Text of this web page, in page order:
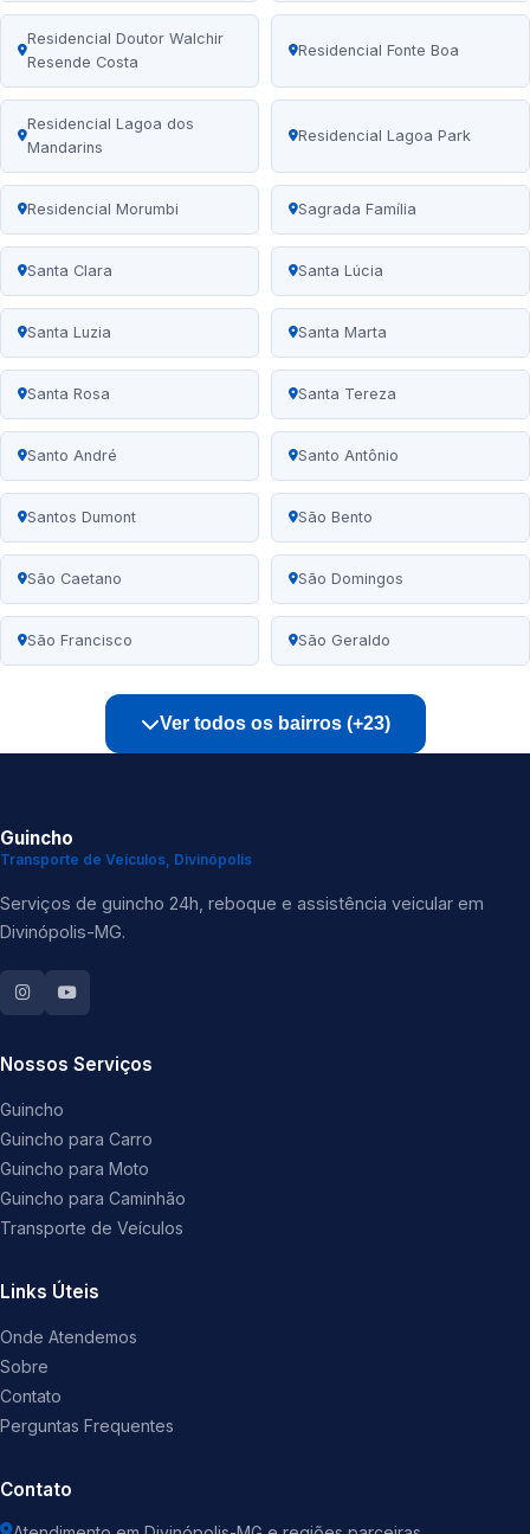
Residencial Doutor Walchir
Resende Costa
Residencial Fonte Boa
Residencial Lagoa dos
Mandarins
Residencial Lagoa Park
Residencial Morumbi Sagrada Família
Santa Clara Santa Lúcia
Santa Luzia Santa Marta
Santa Rosa Santa Tereza
Santo André Santo Antônio
Santos Dumont São Bento
São Caetano São Domingos
São Francisco São Geraldo
Ver todos os bairros (+23)
Guincho
Transporte de Veículos, Divinópolis
Serviços de guincho 24h, reboque e assistência veicular em
Divinópolis-MG.
Nossos Serviços
Guincho
Guincho para Carro
Guincho para Moto
Guincho para Caminhão
Transporte de Veículos
Links Úteis
Onde Atendemos
Sobre
Contato
Perguntas Frequentes
Contato